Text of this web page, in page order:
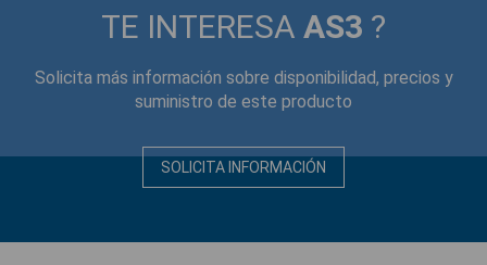
TE INTERESA AS3 ?
Solicita más información sobre disponibilidad, precios y
suministro de este producto
SOLICITA INFORMACIÓN